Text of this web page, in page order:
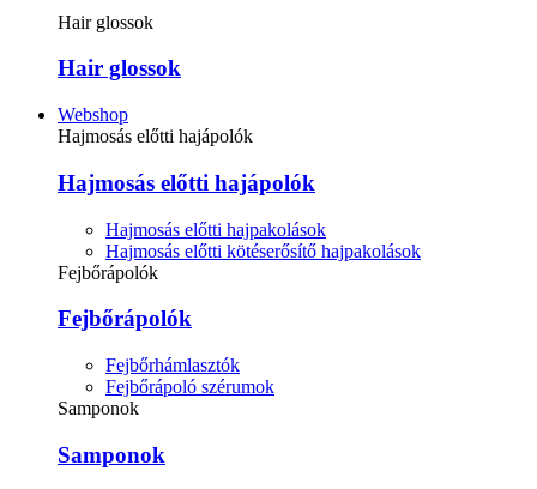
Hair glossok
Hair glossok
Webshop
Hajmosás előtti hajápolók
Hajmosás előtti hajápolók
Hajmosás előtti hajpakolások
Hajmosás előtti kötéserősítő hajpakolások
Fejbőrápolók
Fejbőrápolók
Fejbőrhámlasztók
Fejbőrápoló szérumok
Samponok
Samponok